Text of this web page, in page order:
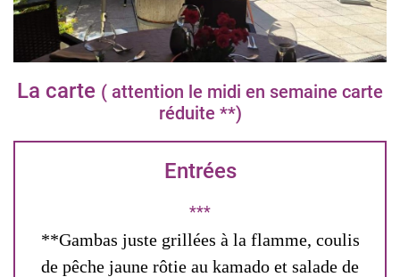
La carte ( attention le midi en semaine carte
réduite **)
Entrées
**Gambas juste grillées à la flamme, coulis
de pêche jaune rôtie au kamado et salade de